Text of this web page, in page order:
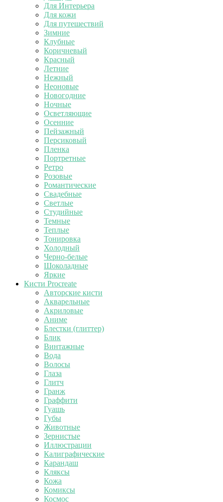
Для Интерьера
Для кожи
Для путешествий
Зимние
Клубные
Коричневый
Красный
Летние
Нежный
Неоновые
Новогодние
Ночные
Осветляющие
Осенние
Пейзажный
Персиковый
Пленка
Портретные
Ретро
Розовые
Романтические
Свадебные
Светлые
Студийные
Темные
Теплые
Тонировка
Холодный
Черно-белые
Шоколадные
Яркие
Кисти Procreate
Авторские кисти
Акварельные
Акриловые
Аниме
Блестки (глиттер)
Блик
Винтажные
Вода
Волосы
Глаза
Глитч
Гранж
Граффити
Гуашь
Губы
Животные
Зернистые
Иллюстрации
Калиграфические
Карандаш
Кляксы
Кожа
Комиксы
Космос